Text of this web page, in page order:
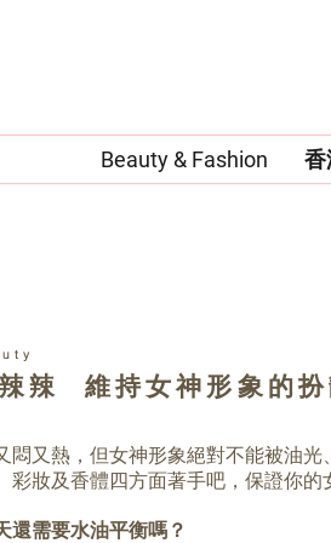
Beauty & Fashion 香
辣辣 維持女神形象的扮
悶又熱，但女神形象絕對不能被油光
彩妝及香體四方面著手吧，保證你的
還需要水油平衡嗎？